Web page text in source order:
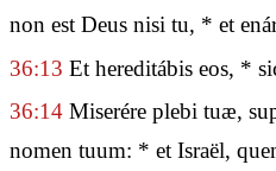
non est Deus nisi tu, * et
36:13 Et hereditábis eos, *
36:14 Miserére plebi tuæ,
nomen tuum: * et Israël,